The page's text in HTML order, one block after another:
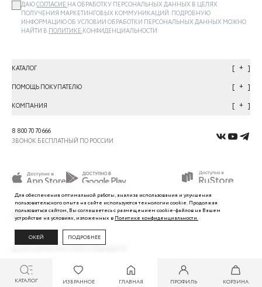
ДАЮСОГЛАСИЕ НА ОБРАБОТКУ ПЕРСОНАЛЬНЫХ ДАННЫХ В ЦЕЛЯХ
ПОЛУЧЕНИЯ МАРКЕТИНГОВЫХ КОММУНИКАЦИЙ. ПОДРОБНУЮ
ИНФОРМАЦИЮ ОБ УСЛОВИИ ОБРАБОТКИ ПЕРСОНАЛЬНЫХ ДАННЫХ МОЖНО
НАЙТИ В ПОЛИТИКЕ КОНФИДЕНЦИАЛЬНОСТИ
КАТАЛОГ +
ПОМОЩЬ ПОКУПАТЕЛЮ +
КОМПАНИЯ +
8 800 70 70 666
ЗВОНОК БЕСПЛАТНЫЙ ПО РОССИИ
КАТАЛОГ ИЗБРАННОЕ ГЛАВНАЯ ПРОФИЛЬ КОРЗИНА
Для обеспечения оптимальной работы, анализа использования и улучшения
пользовательскогоопыта на сайте используются технологии cookie. Продолжая
пользоваться сайтом, Вы соглашаетесь с размещением cookie-файлов на Вашем
устройстве на условиях, изложенных в Политике конфиденциальности.
ОКЕЙ ПОДРОБНЕЕ